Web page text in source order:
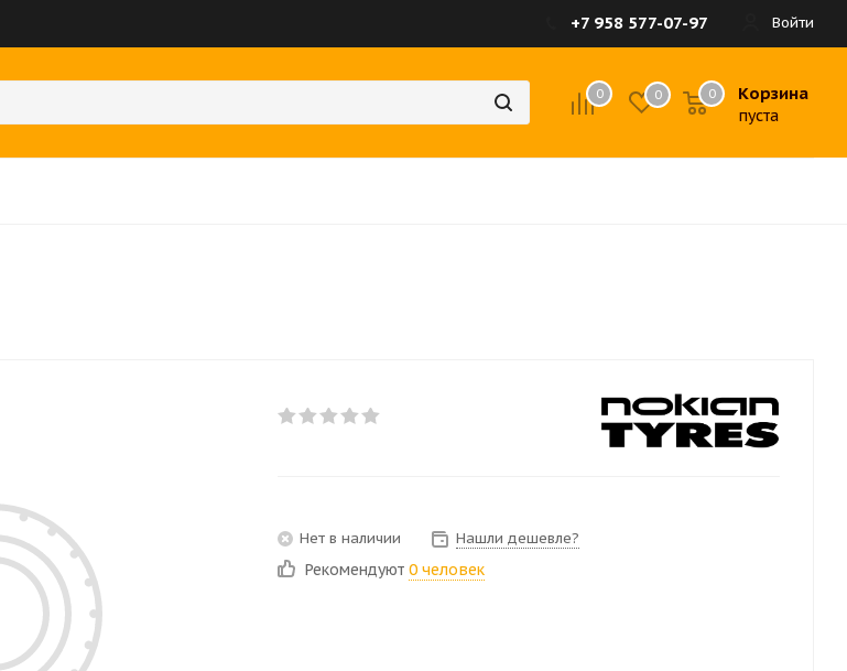
Войти
+7 958 577-07-97
0 0 Корзина
пуста
0
Нет в наличии Нашли дешевле?
Рекомендуют 0 человек